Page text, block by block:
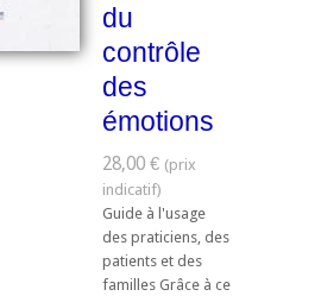
du
contrôle
des
émotions
28,00 €
Guide à l'usage
des praticiens, des
patients et des
familles Grâce à ce